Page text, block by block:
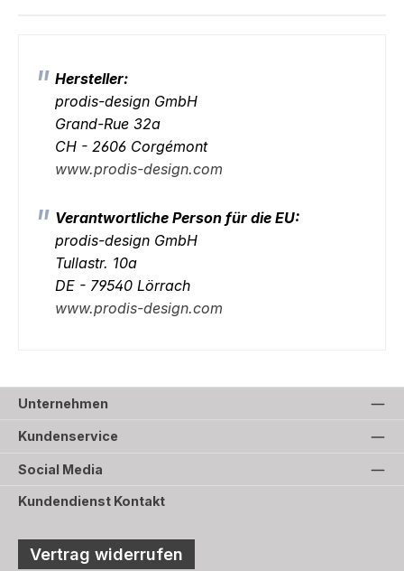
Hersteller:
prodis-design GmbH
Grand-Rue 32a
CH - 2606 Corgémont
www.prodis-design.com
Verantwortliche Person für die EU:
prodis-design GmbH
Tullastr. 10a
DE - 79540 Lörrach
www.prodis-design.com
Unternehmen
Kundenservice
Social Media
Kundendienst Kontakt
Vertrag widerrufen